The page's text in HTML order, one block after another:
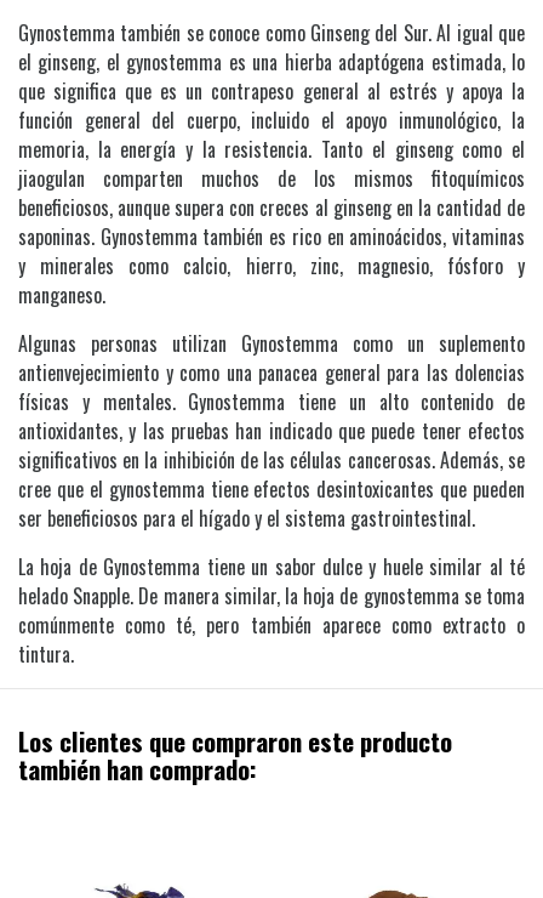
Gynostemma también se conoce como Ginseng del Sur. Al igual que
el ginseng, el gynostemma es una hierba adaptógena estimada, lo
que significa que es un contrapeso general al estrés y apoya la
función general del cuerpo, incluido el apoyo inmunológico, la
memoria, la energía y la resistencia. Tanto el ginseng como el
jiaogulan comparten muchos de los mismos fitoquímicos
beneficiosos, aunque supera con creces al ginseng en la cantidad de
saponinas. Gynostemma también es rico en aminoácidos, vitaminas
y minerales como calcio, hierro, zinc, magnesio, fósforo y
manganeso.
Algunas personas utilizan Gynostemma como un suplemento
antienvejecimiento y como una panacea general para las dolencias
físicas y mentales. Gynostemma tiene un alto contenido de
antioxidantes, y las pruebas han indicado que puede tener efectos
significativos en la inhibición de las células cancerosas. Además, se
cree que el gynostemma tiene efectos desintoxicantes que pueden
ser beneficiosos para el hígado y el sistema gastrointestinal.
La hoja de Gynostemma tiene un sabor dulce y huele similar al té
helado Snapple. De manera similar, la hoja de gynostemma se toma
comúnmente como té, pero también aparece como extracto o
tintura.
Los clientes que compraron este producto
también han comprado: